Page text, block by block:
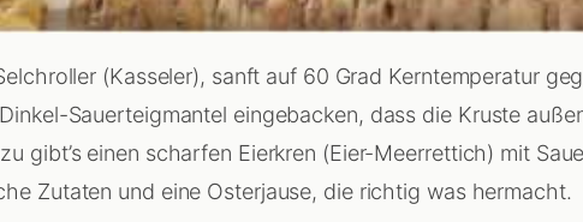
(Kasseler), sanft auf 60 Grad Kerntemperatur
Sauerteigmantel eingebacken, dass die Kruste
gibt’s einen scharfen Eierkren (Eier-Meerrettich) mit
Zutaten und eine Osterjause, die richtig was hermacht.